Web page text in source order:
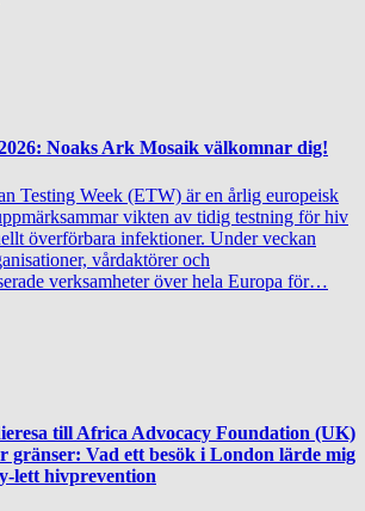
Noaks Ark Mosaik välkomnar dig!
Testing Week (ETW) är en årlig europeisk
vikten av tidig testning för hiv
överförbara infektioner. Under veckan
vårdaktörer och
verksamheter över hela Europa för…
till Africa Advocacy Foundation (UK)
gränser: Vad ett besök i London lärde mig
lett hivprevention